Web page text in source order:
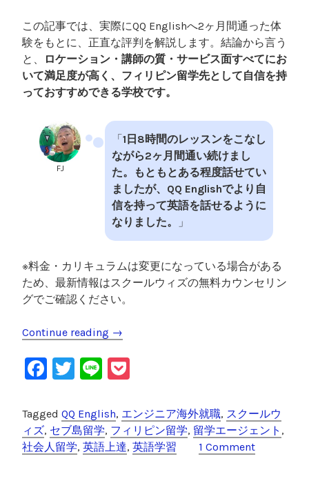
この記事では、実際にQQ Englishへ2ヶ月間通った体
験をもとに、正直な評判を解説します。結論から言う
と、
ロケーション・講師の質・サービス面すべてにお
いて満足度が高く、フィリピン留学先として自信を持
っておすすめできる学校です。
FJ
「 1日8時間のレッスンをこなし
ながら2ヶ月間通い続けまし
た。もともとある程度話せてい
ましたが、QQ Englishでより自
信を持って英語を話せるように
なりました。
」
※料金・カリキュラムは変更になっている場合がある
ため、最新情報はスクールウィズの無料カウンセリン
グでご確認ください。
Continue reading “
Q
E
g
l
i
→
F
c
e
b
T
tt
er
Li
e
c
k
et
Tagged QQ English, エンジニア海外就職, スクールウ
ィズ, セブ島留学, フィリピン留学, 留学エージェント ,
社会人留学, 英語上達, 英語学習 1 Comment